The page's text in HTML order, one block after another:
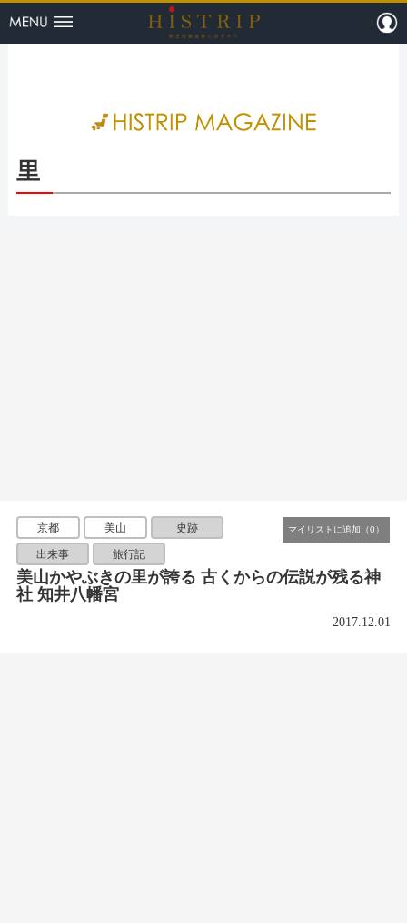
HISTRIP（
里
京都 美山 史跡
出来事 旅行記
美山かやぶきの里が誇る 古くからの伝説が残る神
社 知井八幡宮
2017.12.01